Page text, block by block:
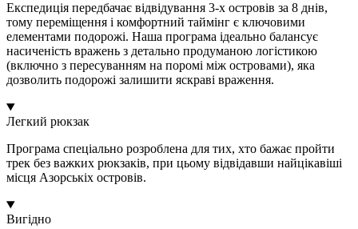
Експедиція передбачає відвідування 3-х островів за 8 днів,
тому переміщення і комфортний таймінг є ключовими
елементами подорожі. Наша програма ідеально балансує
насиченість вражень з детально продуманою логістикою
(включно з пересуванням на поромі між островами), яка
дозволить подорожі залишити яскраві враження.
Легкий рюкзак
Програма спеціально розроблена для тих, хто бажає пройти
трек без важких рюкзаків, при цьому відвідавши найцікавіші
місця Азорськіх островів.
Вигідно